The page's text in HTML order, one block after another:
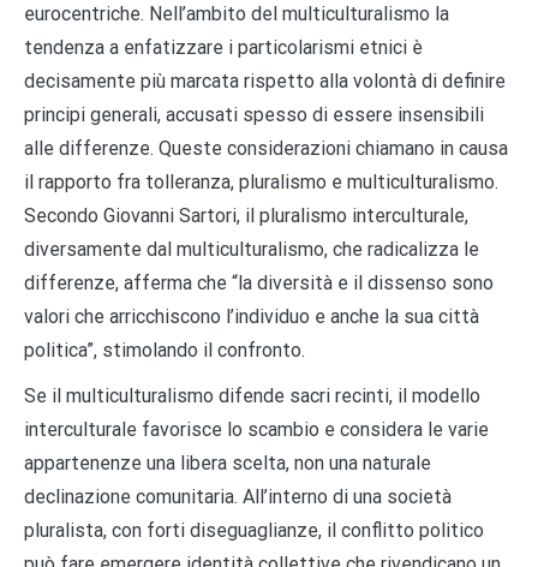
eurocentriche. Nell’ambito del multiculturalismo la
tendenza a enfatizzare i particolarismi etnici è
decisamente più marcata rispetto alla volontà di definire
principi generali, accusati spesso di essere insensibili
alle differenze. Queste considerazioni chiamano in causa
il rapporto fra tolleranza, pluralismo e multiculturalismo.
Secondo Giovanni Sartori, il pluralismo interculturale,
diversamente dal multiculturalismo, che radicalizza le
differenze, afferma che “la diversità e il dissenso sono
valori che arricchiscono l’individuo e anche la sua città
politica”, stimolando il confronto.
Se il multiculturalismo difende sacri recinti, il modello
interculturale favorisce lo scambio e considera le varie
appartenenze una libera scelta, non una naturale
declinazione comunitaria. All’interno di una società
pluralista, con forti diseguaglianze, il conflitto politico